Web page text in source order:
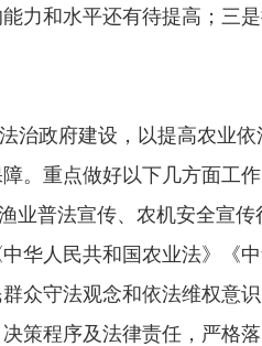
力和水平还有待提高；三
政府建设，以提高农业
。重点做好以下几方面工
业普法宣传、农机安全宣
华人民共和国农业法》《
众守法观念和依法维权意
策程序及法律责任，严格